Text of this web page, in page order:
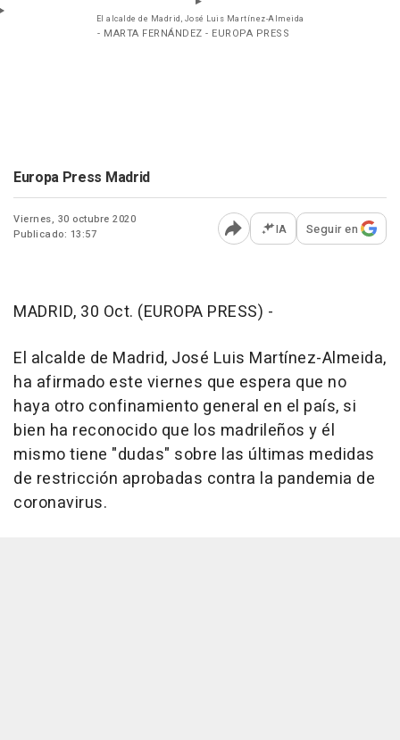
El alcalde de Madrid, José Luis Martínez-Almeida
- MARTA FERNÁNDEZ - EUROPA PRESS
Europa Press Madrid
Viernes, 30 octubre 2020
Publicado: 13:57
Abrir opciones para
IA Seguir en
MADRID, 30 Oct. (EUROPA PRESS) -
El alcalde de Madrid, José Luis Martínez-Almeida,
ha afirmado este viernes que espera que no
haya otro confinamiento general en el país, si
bien ha reconocido que los madrileños y él
mismo tiene "dudas" sobre las últimas medidas
de restricción aprobadas contra la pandemia de
coronavirus.